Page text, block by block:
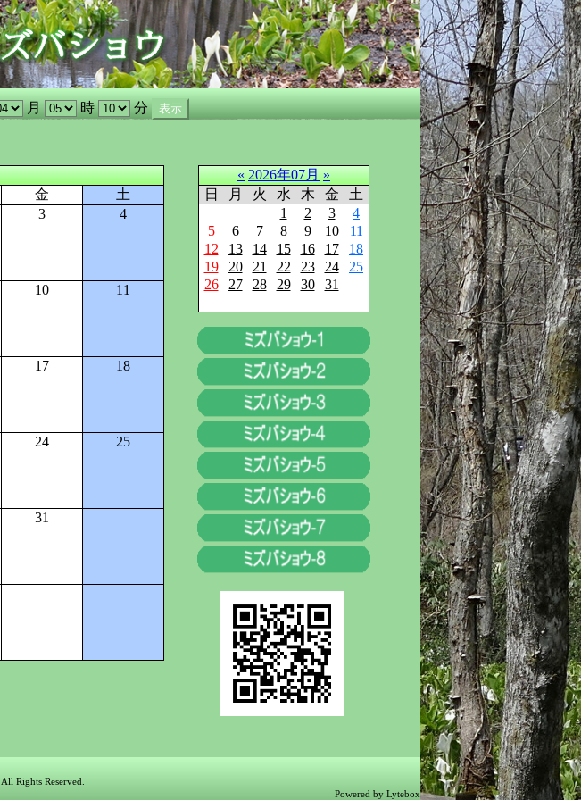
月 時 分
金
土
3 4
10 11
17 18
24 25
31
« 2026年07月 »
日
月 火 水 木 金
土
1
2 3
4
5
6 7 8 9 10
11
12
13 14 15 16 17
18
19
20 21 22 23 24
25
26
27 28 29 30 31
, All Rights Reserved.
Powered by Lytebox